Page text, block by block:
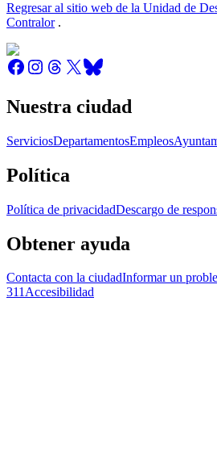
Regresar al sitio web de la Unidad de
Contralor.
Nuestra ciudad
ServiciosDepartamentosEmpleos
Política
Política de privacidadDescargo de
Obtener ayuda
Contacta con la ciudadInformar un
311Accesibilidad